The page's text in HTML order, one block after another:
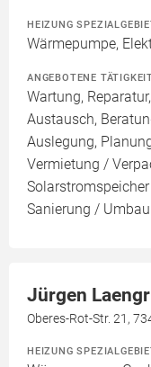
HEIZUNG
Wärmepumpe,
ANGEBOTENE
Wartung,
Austausch,
Auslegung,
Vermietung /
Sanierung / Umbau
Jürgen
Oberes-Rot-Str. 21,
HEIZUNG